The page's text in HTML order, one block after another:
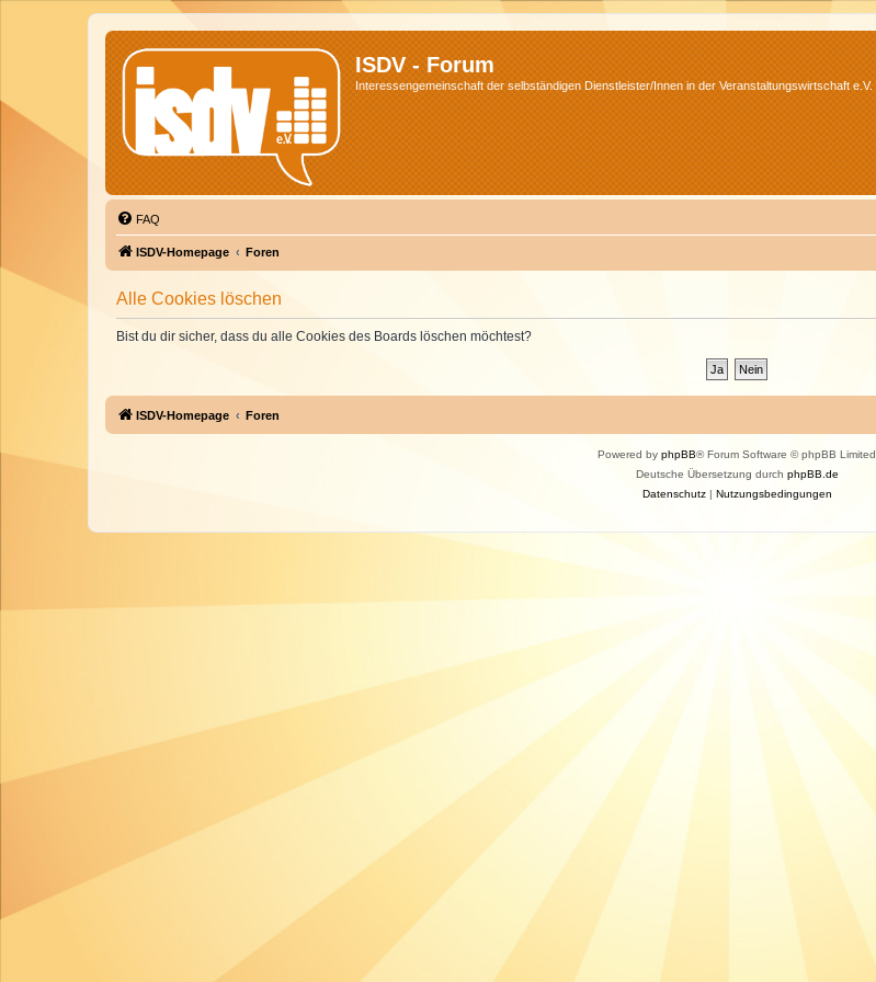
ISDV - Forum
Interessengemeinschaft der selbständigen Dienstleister/Innen in der Veranstaltungswirtschaft e.V.
FAQ
ISDV-Homepage Foren
Alle Cookies löschen
Bist du dir sicher, dass du alle Cookies des Boards löschen möchtest?
ISDV-Homepage Foren
Powered by phpBB® Forum Software © phpBB Limited
Deutsche Übersetzung durch phpBB.de
Datenschutz| Nutzungsbedingungen